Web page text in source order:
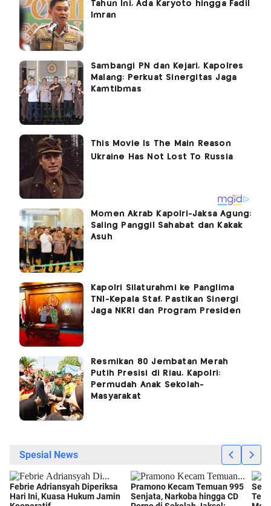
Tahun Ini, Ada Karyoto hingga Fadil
Imran
Sambangi PN dan Kejari, Kapolres
Malang: Perkuat Sinergitas Jaga
Kamtibmas
Momen Akrab Kapolri-Jaksa Agung:
Saling Panggil Sahabat dan Kakak
Asuh
Kapolri Silaturahmi ke Panglima
TNI-Kepala Staf, Pastikan Sinergi
Jaga NKRI dan Program Presiden
Resmikan 80 Jembatan Merah
Putih Presisi di Riau, Kapolri:
Permudah Anak Sekolah-
Masyarakat